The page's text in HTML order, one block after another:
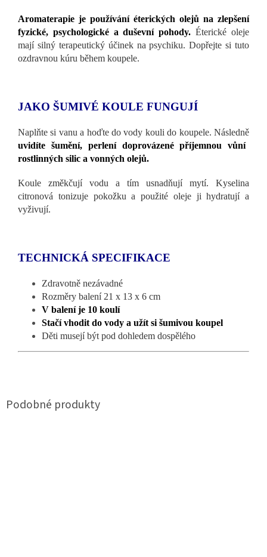
Aromaterapie je používání éterických olejů na zlepšení
fyzické, psychologické a duševní pohody. Éterické oleje
mají silný terapeutický účinek na psychiku. Dopřejte si tuto
ozdravnou kúru během koupele.
JAKO ŠUMIVÉ KOULE FUNGUJÍ
Naplňte si vanu a hoďte do vody kouli do koupele. Následně
uvidíte šumění, perlení doprovázené příjemnou vůní
rostlinných silic a vonných olejů.
Koule změkčují vodu a tím usnadňují mytí. Kyselina
citronová tonizuje pokožku a použité oleje ji hydratují a
vyživují.
TECHNICKÁ SPECIFIKACE
Zdravotně nezávadné
Rozměry balení 21 x 13 x 6 cm
V balení je 10 koulí
Stačí vhodit do vody a užít si šumivou koupel
Děti musejí být pod dohledem dospělého